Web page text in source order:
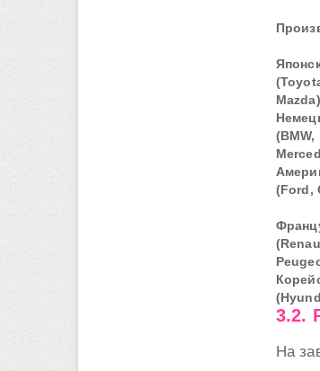
Mazda)
(BMW,
(Ford,
3.2.
На